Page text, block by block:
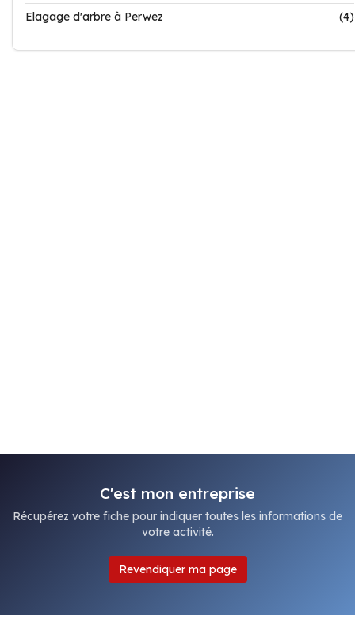
Elagage d'arbre à Perwez
(4)
C'est mon entreprise
Récupérez votre fiche pour indiquer toutes les informations de
votre activité.
Revendiquer ma page